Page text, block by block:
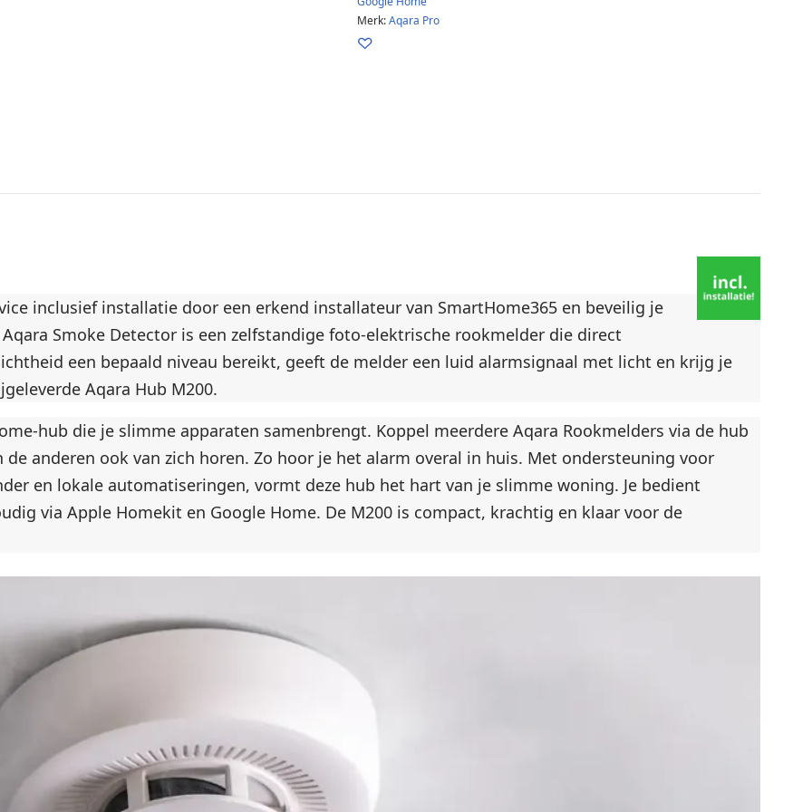
Merk:Aqara Pro
inclusief installatie door een erkend installateur van SmartHome365 en beveilig je
Smoke Detector is een zelfstandige foto-elektrische rookmelder die direct
een bepaald niveau bereikt, geeft de melder een luid alarmsignaal met licht en krijg je
Aqara Hub M200.
hub die je slimme apparaten samenbrengt. Koppel meerdere Aqara Rookmelders via de hub
anderen ook van zich horen. Zo hoor je het alarm overal in huis. Met ondersteuning voor
en lokale automatiseringen, vormt deze hub het hart van je slimme woning. Je bedient
via Apple Homekit en Google Home. De M200 is compact, krachtig en klaar voor de